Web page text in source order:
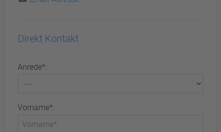
Direkt Kontakt
Anrede*:
Vorname*: